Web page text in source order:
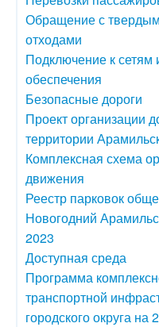
Обращение с
отходами
Подключение к сетям
обеспечения
Безопасные дороги
Проект организации
территории
Комплексная схема
движения
Реестр парковок
Новогодний
2023
Доступная среда
Программа
транспортной
городского округа на